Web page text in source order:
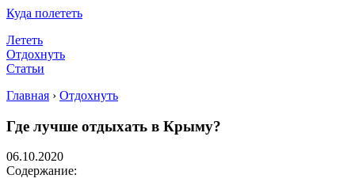
Куда полететь
Лететь
Отдохнуть
Статьи
Главная › Отдохнуть
Где лучше отдыхать в Крыму?
06.10.2020
Содержание: